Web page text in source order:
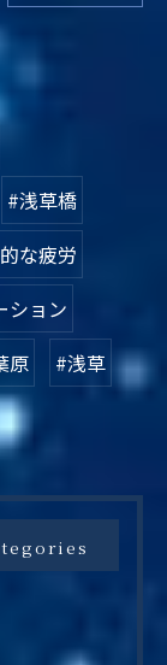
#浅草橋
な疲労
ション
原
#浅草